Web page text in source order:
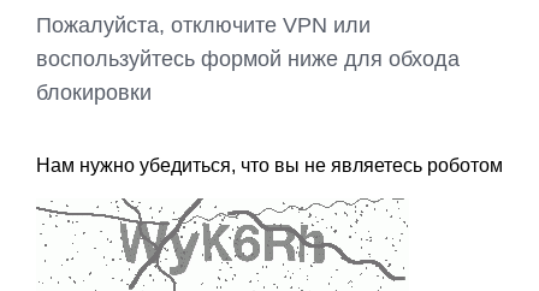
Пожалуйста, отключите VPN или
воспользуйтесь формой ниже для обхода
блокировки
Нам нужно убедиться, что вы не являетесь роботом